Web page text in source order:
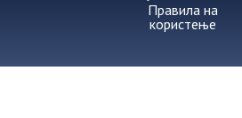
Правила на
користење